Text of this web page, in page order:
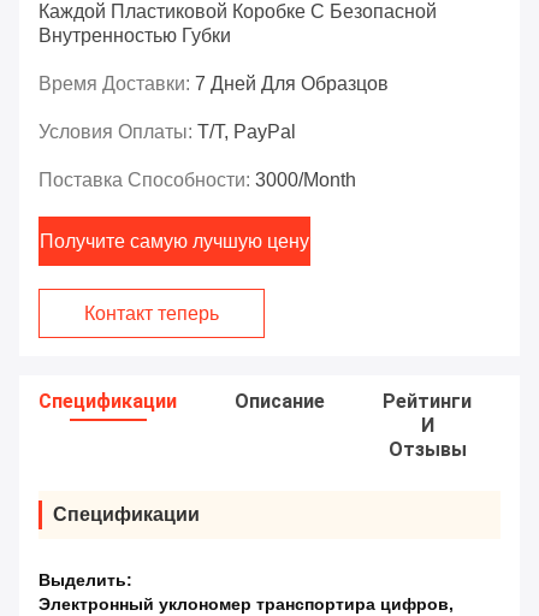
Каждой Пластиковой Коробке С Безопасной
Внутренностью Губки
Время Доставки: 7 Дней Для Образцов
Условия Оплаты: T/T, PayPal
Поставка Способности: 3000/month
Получите самую лучшую цену
Контакт теперь
Спецификации Описание
Рейтинги
И
Отзывы
Спецификации
Выделить:
Электронный уклономер транспортира цифров,